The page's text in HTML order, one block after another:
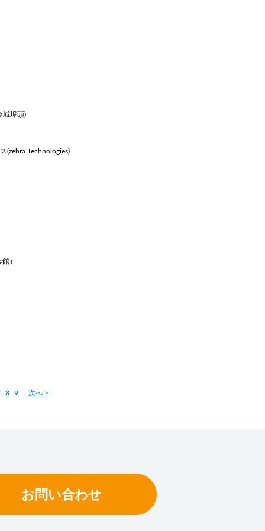
トがCompact
城埠頭)
(zebra Technologies)
）
8 9 次へ >
お問い合わせ